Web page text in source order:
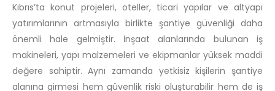
Kıbrıs’ta konut projeleri, oteller, ticari yapılar ve altyapı
yatırımlarının artmasıyla birlikte şantiye güvenliği daha
önemli hale gelmiştir. İnşaat alanlarında bulunan iş
makineleri, yapı malzemeleri ve ekipmanlar yüksek maddi
değere sahiptir. Aynı zamanda yetkisiz kişilerin şantiye
alanına girmesi hem güvenlik riski oluşturabilir hem de iş